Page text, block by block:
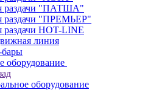
раздачи "ПАТША"
раздачи "ПРЕМЬЕР"
раздачи HOT-LINE
линия
бары
оборудование
оборудование